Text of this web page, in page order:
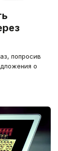
попросив
о